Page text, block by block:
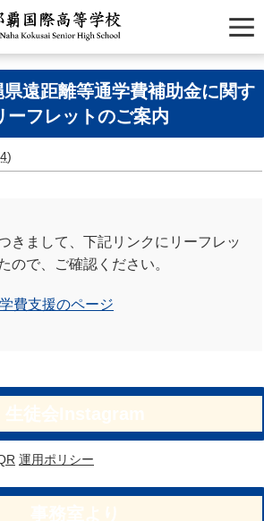
遠距離等通学費補助金に関す
ーフレットのご案内
)
きまして、下記リンクにリーフレッ
ので、ご確認ください。
費支援のページ
運用ポリシー